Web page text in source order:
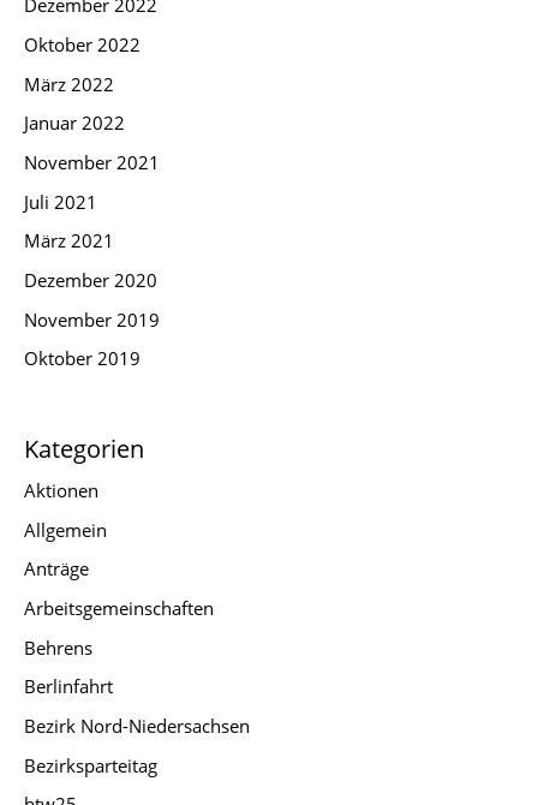
Dezember 2022
Oktober 2022
März 2022
Januar 2022
November 2021
Juli 2021
März 2021
Dezember 2020
November 2019
Oktober 2019
Kategorien
Aktionen
Allgemein
Anträge
Arbeitsgemeinschaften
Behrens
Berlinfahrt
Bezirk Nord-Niedersachsen
Bezirksparteitag